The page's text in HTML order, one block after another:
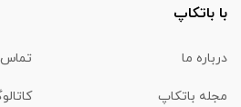
با باتکاپ
درباره ما تماس
مجله باتکاپ